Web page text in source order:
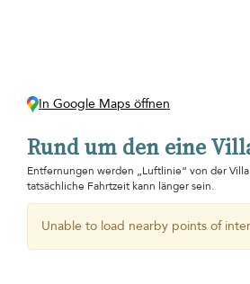
In Google Maps öffnen
Rund um den eine
Entfernungen werden „Luftlinie“ von der
tatsächliche Fahrtzeit kann länger sein.
Unable to load nearby points of